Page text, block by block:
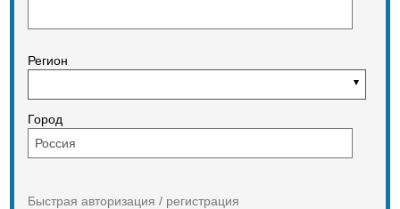
Регион
Город
Быстрая авторизация / регистрация